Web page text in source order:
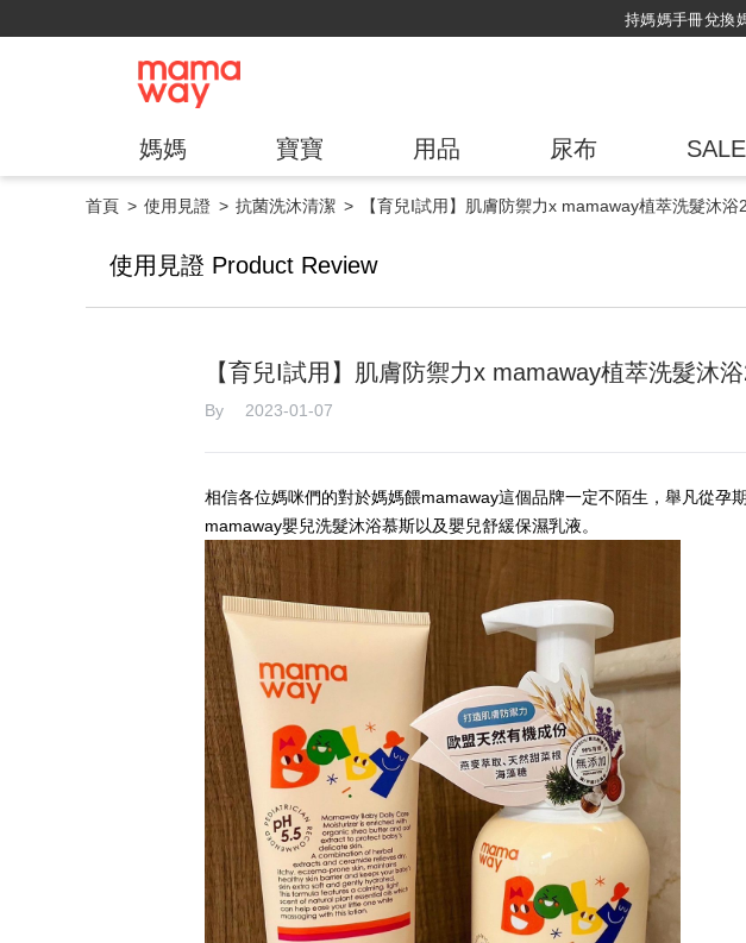
持媽媽手冊兌換
媽媽 寶寶 用品 尿布 SALE
首頁 使用見證 抗菌洗沐清潔 【育兒I試用】肌膚防禦力x mamaway植萃洗髮沐浴
使用見證 Product Review
【育兒I試用】肌膚防禦力x mamaway植萃洗髮沐
By 2023-01-07
相信各位媽咪們的對於媽媽餵mamaway這個品牌一定不陌生，舉凡從孕
mamaway嬰兒洗髮沐浴慕斯以及嬰兒舒緩保濕乳液。